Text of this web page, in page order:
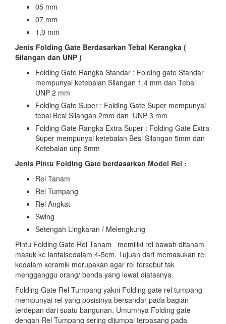
05 mm
07 mm
1,0 mm
Jenis Folding Gate Berdasarkan Tebal Kerangka (
Silangan dan UNP )
Folding Gate Rangka Standar : Folding gate Standar
mempunyai ketebalan Silangan 1,4 mm dan Tebal
UNP 2 mm
Folding Gate Super : Folding Gate Super mempunyai
tebal Besi Silangan 2mm dan UNP 3 mm
Folding Gate Rangka Extra Super : Folding Gate Extra
Super mempunyai ketebalan Besi Silangan 5mm dan
Ketebalan unp 3mm
Jenis Pintu Folding Gate berdasarkan Model Rel :
Rel Tanam
Rel Tumpang
Rel Angkat
Swing
Setengah Lingkaran / Melengkung
Pintu Folding Gate Rel Tanam memiliki rel bawah ditanam
masuk ke lantaisedalam 4-5cm. Tujuan dari memasukan rel
kedalam keramik merupakan agar rel tersebut tak
mengganggu orang/ benda yang lewat diatasnya.
Folding Gate Rel Tumpang yakni Folding gate rel tumpang
mempunyai rel yang posisinya bersandar pada bagian
terdepan dari suatu bangunan. Umumnya Folding gate
dengan Rel Tumpang sering dijumpai terpasang pada